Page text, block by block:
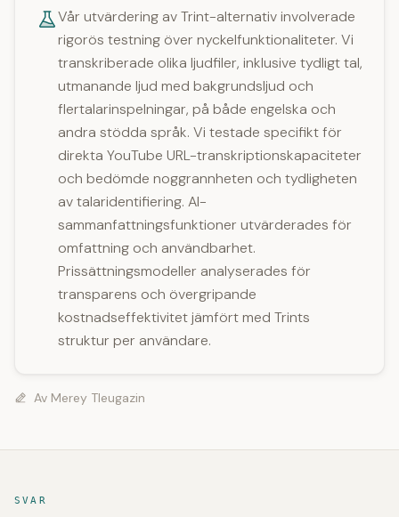
Vår utvärdering av Trint-alternativ involverade
rigorös testning över nyckelfunktionaliteter. Vi
transkriberade olika ljudfiler, inklusive tydligt tal,
utmanande ljud med bakgrundsljud och
flertalarinspelningar, på både engelska och
andra stödda språk. Vi testade specifikt för
direkta YouTube URL-transkriptionskapaciteter
och bedömde noggrannheten och tydligheten
av talaridentifiering. AI-
sammanfattningsfunktioner utvärderades för
omfattning och användbarhet.
Prissättningsmodeller analyserades för
transparens och övergripande
kostnadseffektivitet jämfört med Trints
struktur per användare.
Av Merey Tleugazin
SVAR